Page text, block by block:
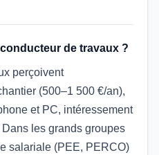
de travaux ?
perçoivent
(500–1 500 €/an),
et PC, intéressement
les grands groupes
salariale (PEE, PERCO)